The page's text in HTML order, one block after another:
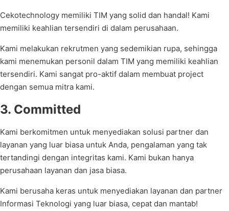
Cekotechnology memiliki TIM yang solid dan handal! Kami
memiliki keahlian tersendiri di dalam perusahaan.
Kami melakukan rekrutmen yang sedemikian rupa, sehingga
kami menemukan personil dalam TIM yang memiliki keahlian
tersendiri. Kami sangat pro-aktif dalam membuat project
dengan semua mitra kami.
3. Committed
Kami berkomitmen untuk menyediakan solusi partner dan
layanan yang luar biasa untuk Anda, pengalaman yang tak
tertandingi dengan integritas kami. Kami bukan hanya
perusahaan layanan dan jasa biasa.
Kami berusaha keras untuk menyediakan layanan dan partner
Informasi Teknologi yang luar biasa, cepat dan mantab!